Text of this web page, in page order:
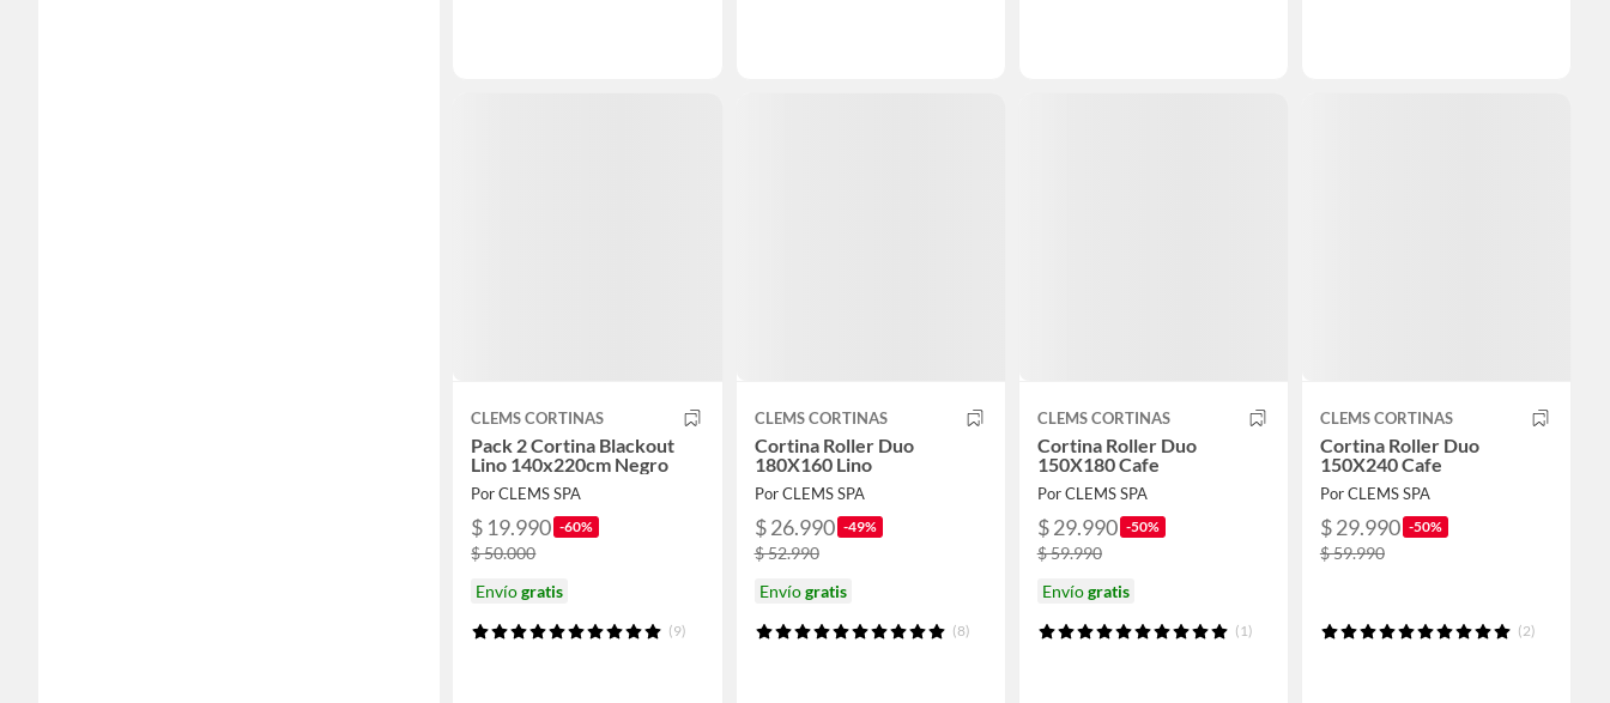
CLEMS CORTINAS
Pack 2 Cortina Blackout
Lino 140x220cm Negro
Por CLEMS SPA
$ 19.990 -60%
$ 50.000
Envíogratis
(9)
CLEMS CORTINAS
Cortina Roller Duo
180X160 Lino
Por CLEMS SPA
$ 26.990 -49%
$ 52.990
Envíogratis
(8)
CLEMS CORTINAS
Cortina Roller Duo
150X180 Cafe
Por CLEMS SPA
$ 29.990 -50%
$ 59.990
Envíogratis
(1)
CLEMS CORTINAS
Cortina Roller Duo
150X240 Cafe
Por CLEMS SPA
$ 29.990 -50%
$ 59.990
(2)